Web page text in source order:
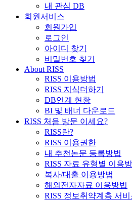
내 관심 DB
회원서비스
회원가입
로그인
아이디 찾기
비밀번호 찾기
About RISS
RISS 이용방법
RISS 지식더하기
DB연계 현황
BI 및 배너 다운로드
RISS 처음 방문 이세요?
RISS란?
RISS 이용권한
내 추천논문 등록방법
RISS 자료 유형별 이용
복사/대출 이용방법
해외전자자료 이용방법
RISS 정보취약계층 서